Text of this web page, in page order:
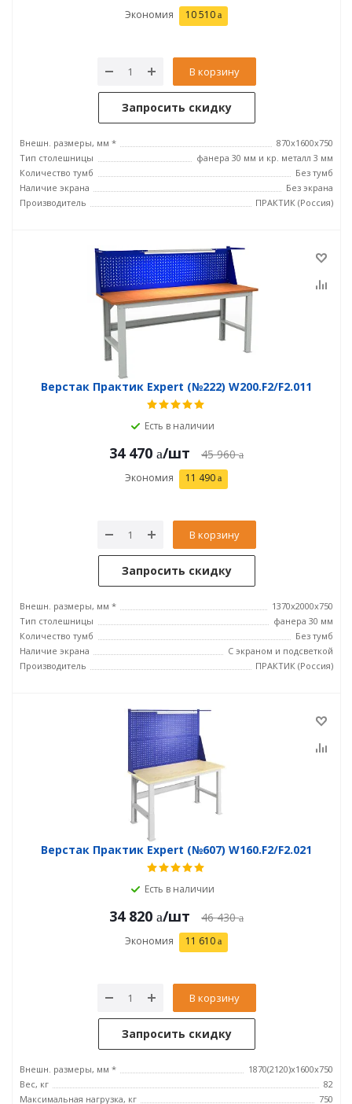
Экономия 10 510
В корзину
Запросить скидку
Внешн. размеры, мм *
870x1600x750
Тип столешницы
фанера 30 мм и кр. металл 3 мм
Количество тумб
Без тумб
Наличие экрана
Без экрана
Производитель
ПРАКТИК (Россия)
Верстак Практик Expert (№222) W200.F2/F2.011
Есть в наличии
34 470 /шт 45 960
Экономия 11 490
В корзину
Запросить скидку
Внешн. размеры, мм *
1370x2000x750
Тип столешницы
фанера 30 мм
Количество тумб
Без тумб
Наличие экрана
С экраном и подсветкой
Производитель
ПРАКТИК (Россия)
Верстак Практик Expert (№607) W160.F2/F2.021
Есть в наличии
34 820 /шт 46 430
Экономия 11 610
В корзину
Запросить скидку
Внешн. размеры, мм *
1870(2120)x1600x750
Вес, кг
82
Максимальная нагрузка, кг
750